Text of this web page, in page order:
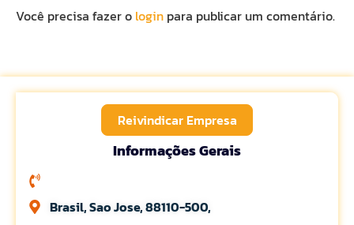
Você precisa fazer o login para publicar um comentário.
Reivindicar Empresa
Informações Gerais
Brasil, Sao Jose, 88110-500,